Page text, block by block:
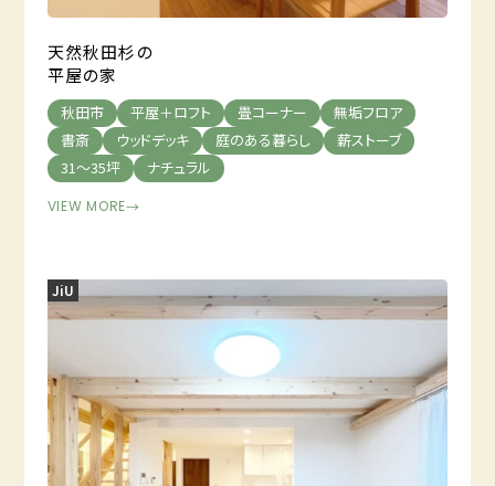
天然秋田杉の
平屋の家
秋田市 平屋＋ロフト 畳コーナー
無垢フロア
書斎
ウッドデッキ 庭のある暮らし
薪ストーブ
31～35坪
ナチュラル
VIEW MORE→
JiU